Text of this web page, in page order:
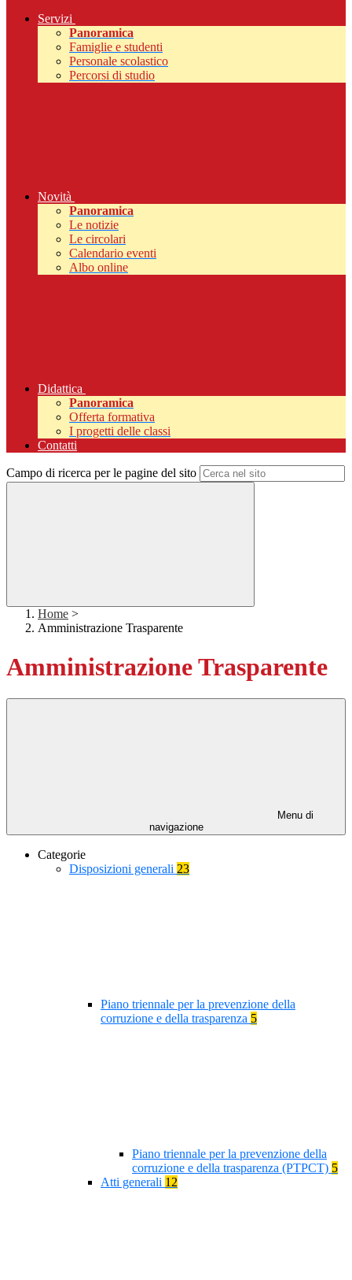
Servizi
Panoramica
Famiglie e studenti
Personale scolastico
Percorsi di studio
Novità
Panoramica
Le notizie
Le circolari
Calendario eventi
Albo online
Didattica
Panoramica
Offerta formativa
I progetti delle classi
Contatti
Campo di ricerca per le pagine del sito
Home >
Amministrazione Trasparente
Amministrazione Trasparente
Menu di
navigazione
Categorie
Disposizioni generali 23
Piano triennale per la prevenzione della
corruzione e della trasparenza 5
Piano triennale per la prevenzione della
corruzione e della trasparenza (PTPCT) 5
Atti generali 12